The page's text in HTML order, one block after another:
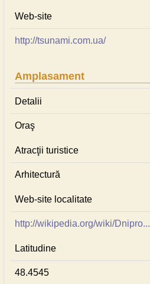
Web-site
http://tsunami.com.ua/
Amplasament
Detalii
Oraş
Atracţii turistice
Arhitectură
Web-site localitate
http://wikipedia.org/wiki/Dnipro...
Latitudine
48.4545